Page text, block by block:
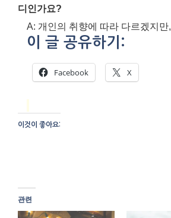
디인가요?
A: 개인의 취향에 따라 다르겠지만,
이 글 공유하기:
Facebook X
이것이 좋아요:
관련